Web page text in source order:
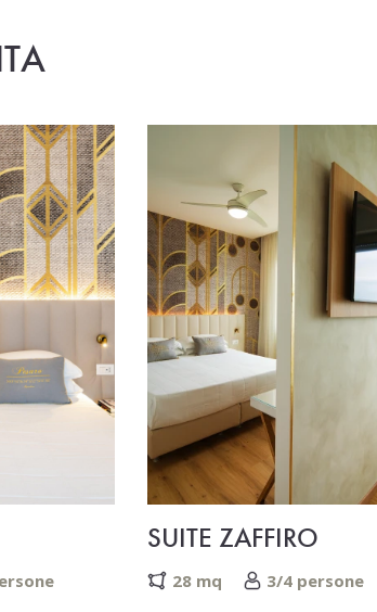
SUITE ZAFFIRO
28 mq 3/4 persone